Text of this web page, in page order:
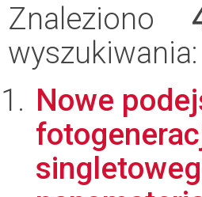
Znaleziono
wyszukiwania:
Nowe